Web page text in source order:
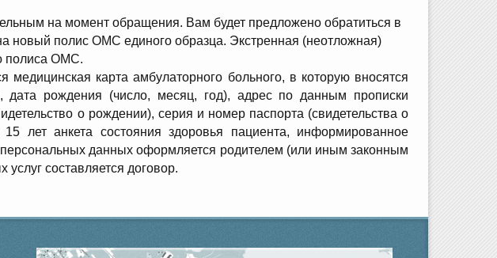
на момент обращения. Вам будет предложено обратиться в
новый полис ОМС единого образца. Экстренная (неотложная)
полиса ОМС.
карта амбулаторного больного, в которую вносятся
рождения (число, месяц, год), адрес по данным прописки
о рождении), серия и номер паспорта (свидетельства о
лет анкета состояния здоровья пациента, информированное
данных оформляется родителем (или иным законным
составляется договор.